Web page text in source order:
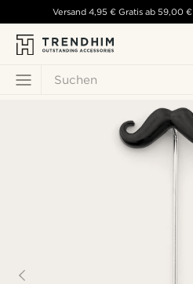
Suchen
Versand 4,95 € Gratis ab 59,00 €